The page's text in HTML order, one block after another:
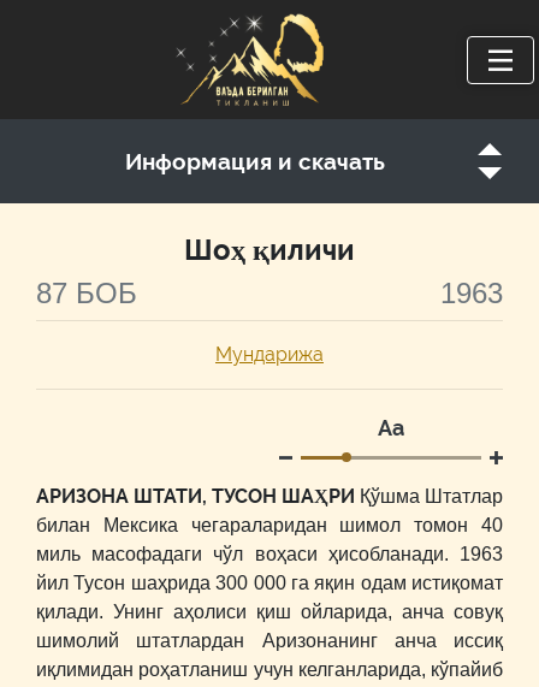
Информация и скачать
Шоҳ қиличи
87 БОБ 1963
Мундарижа
Аа
АРИЗОНА ШТАТИ, ТУСОН ШАҲРИ Қўшма Штатлар
билан Мексика чегараларидан шимол томон 40
миль масофадаги чўл воҳаси ҳисобланади. 1963
йил Тусон шаҳрида 300 000 га яқин одам истиқомат
қилади. Унинг аҳолиси қиш ойларида, анча совуқ
шимолий штатлардан Аризонанинг анча иссиқ
иқлимидан роҳатланиш учун келганларида, кўпайиб